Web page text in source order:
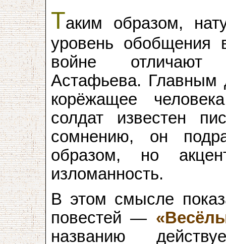
Таким образом,
уровень обобщения
войне отличают
Астафьева. Главным
корёжащее
солдат известен
сомнению, он
образом, но
изломанность.
В этом смысле
повестей —
названию